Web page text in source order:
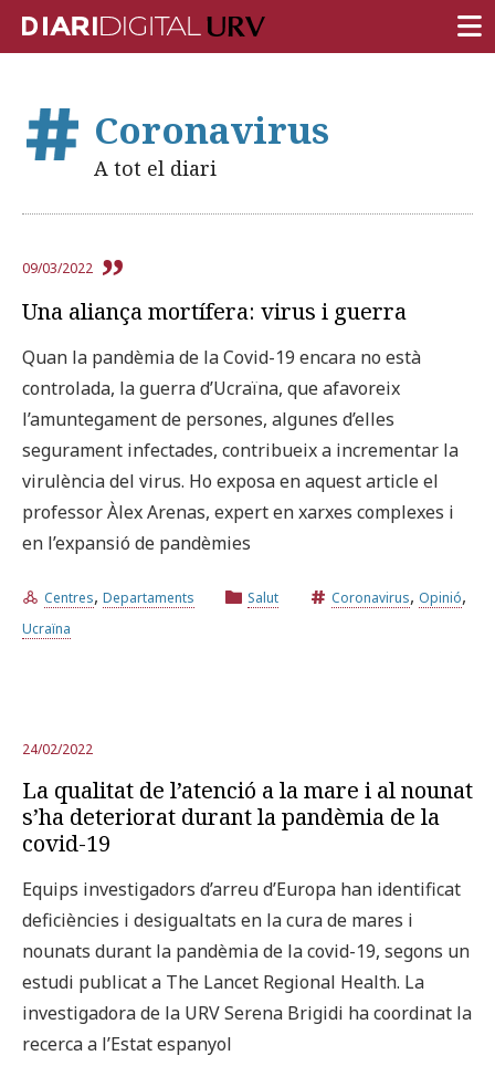
RECERCA
VIDA AL CAMPUS
COMUNITAT URV
REPORTATGES
Més categories
Prova la cerca avançada
Coronavirus
A tot el diari
09/03/2022
Una aliança mortífera: virus i guerra
Quan la pandèmia de la Covid-19 encara no està
controlada, la guerra d’Ucraïna, que afavoreix
l’amuntegament de persones, algunes d’elles
segurament infectades, contribueix a incrementar la
virulència del virus. Ho exposa en aquest article el
professor Àlex Arenas, expert en xarxes complexes i
en l’expansió de pandèmies
Centres, Departaments Salut Coronavirus, Opinió,
Ucraïna
24/02/2022
La qualitat de l’atenció a la mare i al nounat
s’ha deteriorat durant la pandèmia de la
covid-19
Equips investigadors d’arreu d’Europa han identificat
deficiències i desigualtats en la cura de mares i
nounats durant la pandèmia de la covid-19, segons un
estudi publicat a The Lancet Regional Health. La
investigadora de la URV Serena Brigidi ha coordinat la
recerca a l’Estat espanyol